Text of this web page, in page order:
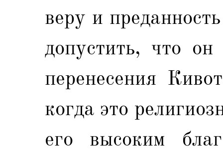
веру и
допустить, что
перенесения
когда это
его высоким